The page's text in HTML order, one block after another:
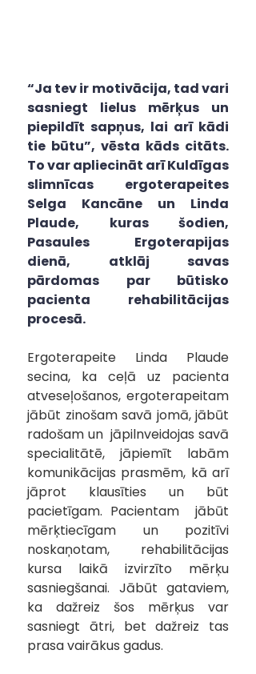
“Ja tev ir motivācija, tad vari
sasniegt lielus mērķus un
piepildīt sapņus, lai arī kādi
tie būtu”, vēsta kāds citāts.
To var apliecināt arī Kuldīgas
slimnīcas ergoterapeites
Selga Kancāne un Linda
Plaude, kuras šodien,
Pasaules Ergoterapijas
dienā, atklāj savas
pārdomas par būtisko
pacienta rehabilitācijas
procesā.
Ergoterapeite Linda Plaude
secina, ka ceļā uz pacienta
atveseļošanos, ergoterapeitam
jābūt zinošam savā jomā, jābūt
radošam un  jāpilnveidojas savā
specialitātē, jāpiemīt labām
komunikācijas prasmēm, kā arī
jāprot klausīties un būt
pacietīgam. Pacientam  jābūt
mērķtiecīgam un pozitīvi
noskaņotam, rehabilitācijas
kursa laikā izvirzīto mērķu
sasniegšanai. Jābūt gataviem,
ka dažreiz šos mērķus var
sasniegt ātri, bet dažreiz tas
prasa vairākus gadus.